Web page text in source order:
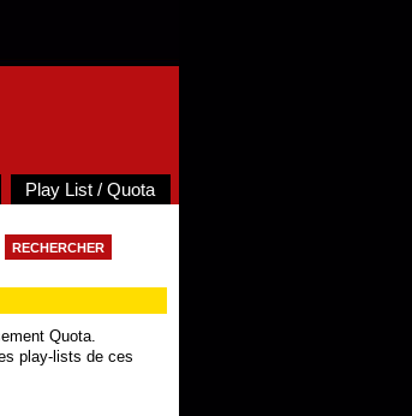
Play List / Quota
Quota.
play-lists de ces